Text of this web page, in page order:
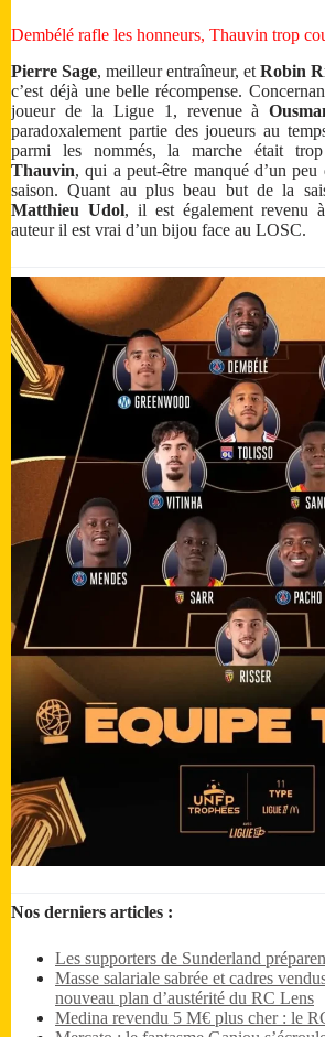
Dembélé rafle les honneurs, Thauvin trop
Pierre Sage, meilleur entraîneur, et Robin
c’est déjà une belle récompense.
joueur de la Ligue 1, revenue à
paradoxalement partie des joueurs au
parmi les nommés, la marche était
Thauvin, qui a peut-être manqué d’un peu
saison. Quant au plus beau but de la
Matthieu Udol, il est également revenu
auteur il est vrai d’un bijou face au LOSC.
Nos derniers articles :
Les supporters de Sunderland
Masse salariale sabrée et cadres
nouveau plan d’austérité du RC Lens
Medina revendu 5 M€ plus cher : le